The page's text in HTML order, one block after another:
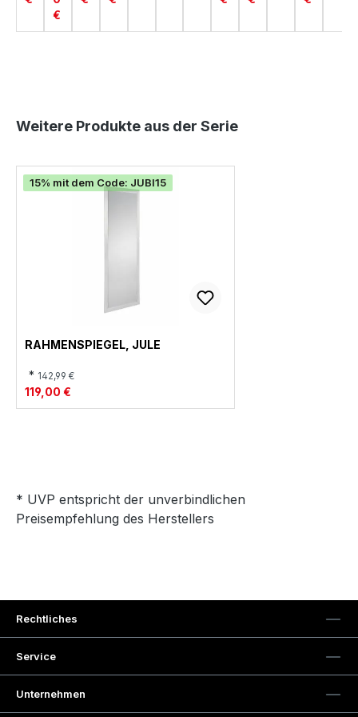
€
Produktgalerie überspringen
Weitere Produkte aus der Serie
15% mit dem Code: JUBI15
RAHMENSPIEGEL, JULE
* 142,99 €
119,00 €
* UVP entspricht der unverbindlichen
Preisempfehlung des Herstellers
Rechtliches
Service
Unternehmen